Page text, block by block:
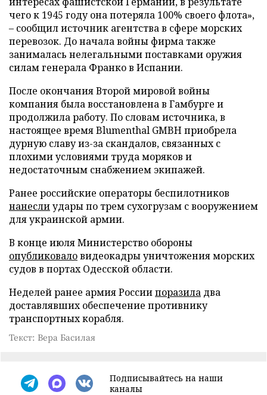
чего к 1945 году она потеряла 100% своего флота»,
– сообщил источник агентства в сфере морских
перевозок. До начала войны фирма также
занималась нелегальными поставками оружия
силам генерала Франко в Испании.
После окончания Второй мировой войны
компания была восстановлена в Гамбурге и
продолжила работу. По словам источника, в
настоящее время Blumenthal GMBH приобрела
дурную славу из-за скандалов, связанных с
плохими условиями труда моряков и
недостаточным снабжением экипажей.
Ранее российские операторы беспилотников
нанеслиудары по трем сухогрузам с вооружением
для украинской армии.
В конце июля Министерство обороны
опубликоваловидеокадры уничтожения морских
судов в портах Одесской области.
Неделей ранее армия Россиипоразила два
доставлявших обеспечение противнику
транспортных корабля.
Текст: Вера Басилая
Подписывайтесь на наши
каналы